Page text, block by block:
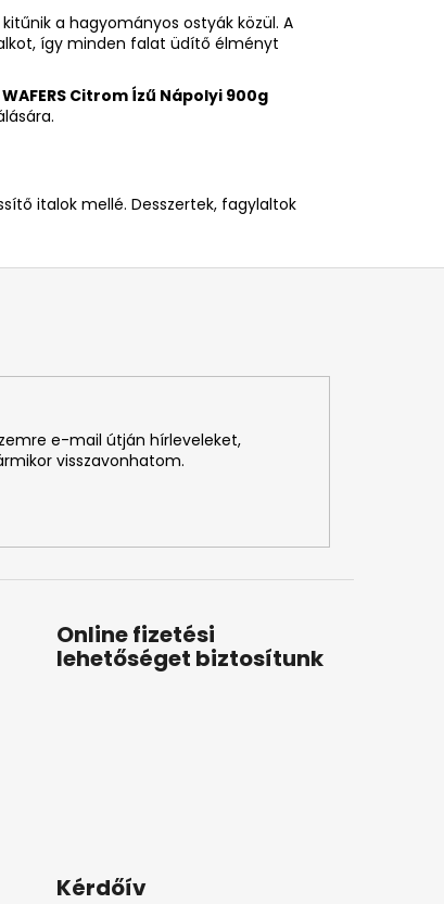
a hagyományos ostyák közül. A
így minden falat üdítő élményt
WAFERS Citrom Ízű Nápolyi 900g
italok mellé. Desszertek, fagylaltok
e-mail útján hírleveleket,
visszavonhatom.
Online fizetési
lehetőséget biztosítunk
Kérdőív